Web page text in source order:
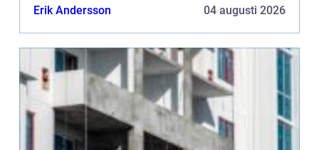
Erik Andersson
04 augusti 2026